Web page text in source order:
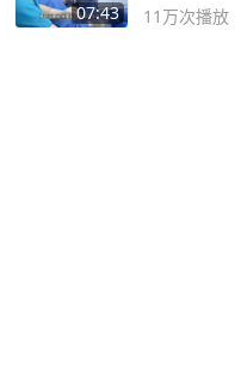
07:43 11万次播放